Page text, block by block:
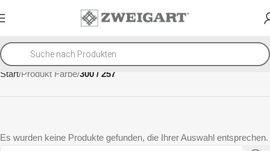
Start Produkt Farbe 300 / 257
Es wurden keine Produkte gefunden, die Ihrer Auswahl entsprechen.